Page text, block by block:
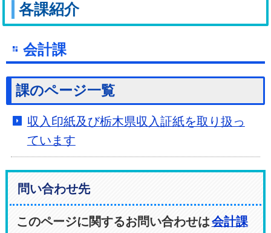
各課紹介
会計課
課のページ一覧
収入印紙及び栃木県収入証紙を取り扱っ
ています
問い合わせ先
このページに関するお問い合わせは会計課